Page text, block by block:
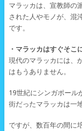
マラッカは、宣教師の
された人やモノが、混
です。
・マラッカはすぐそこ
現代のマラッカには、
はもうありません。
19世紀にシンガポール
街だったマラッカは一
ですが、数百年の間に